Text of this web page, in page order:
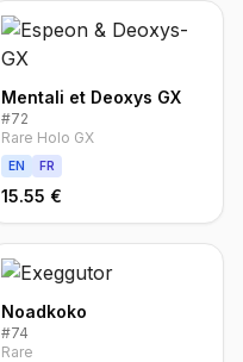
Mentali et Deoxys GX
#72
Rare Holo GX
EN FR
15.55 €
Noadkoko
#74
Rare